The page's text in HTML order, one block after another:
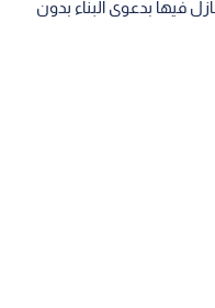
فيها بدعوى البناء بدون